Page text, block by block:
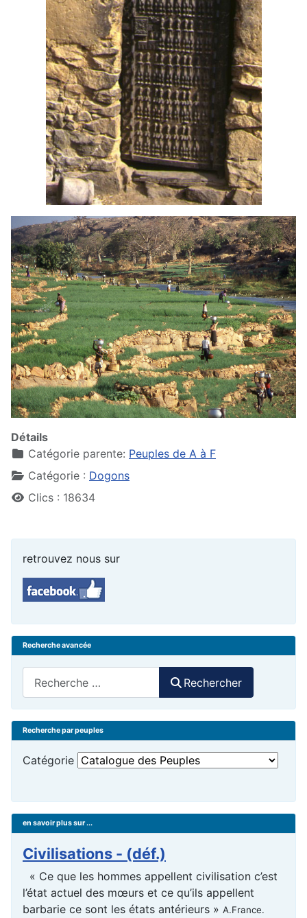
Détails
Catégorie parente: Peuples de A à F
Catégorie : Dogons
Clics : 18634
retrouvez nous sur
Recherche avancée
Rechercher
Recherche par peuples
Catégorie
en savoir plus sur ...
Civilisations - (déf.)
« Ce que les hommes appellent civilisation c’est
l’état actuel des mœurs et ce qu’ils appellent
barbarie ce sont les états antérieurs » A.France.